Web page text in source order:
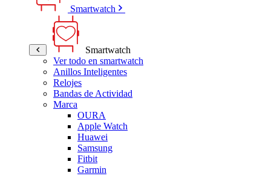
Smartwatch
Smartwatch
Ver todo en smartwatch
Anillos Inteligentes
Relojes
Bandas de Actividad
Marca
OURA
Apple Watch
Huawei
Samsung
Fitbit
Garmin